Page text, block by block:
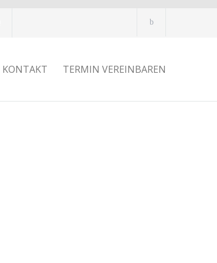
KONTAKT TERMIN VEREINBAREN